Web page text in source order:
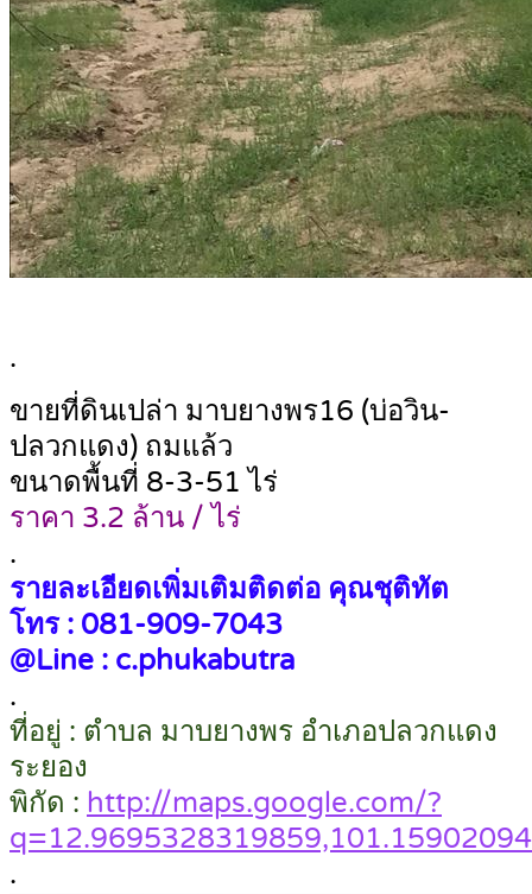
.
ขายที่ดินเปล่า มาบยางพร16 (บ่อวิน-
ปลวกแดง) ถมแล้ว
ขนาดพื้นที่ 8-3-51 ไร่
ราคา 3.2 ล้าน / ไร่
.
รายละเอียดเพิ่มเติมติดต่อ คุณชุติทัต
โทร : 081-909-7043
@Line : c.phukabutra
.
ที่อยู่ : ตำบล มาบยางพร อำเภอปลวกแดง
ระยอง
พิกัด : http://maps.google.com/?
.